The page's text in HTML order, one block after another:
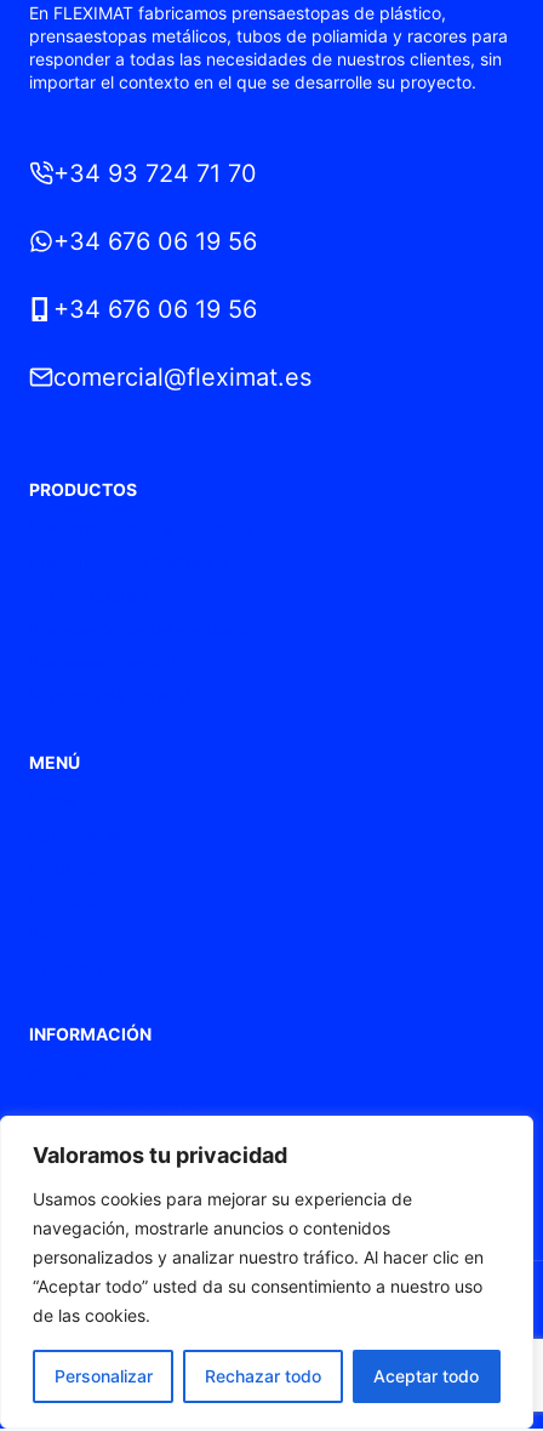
Valoramos tu privacidad
Usamos cookies para mejorar su experiencia de
navegación, mostrarle anuncios o contenidos
personalizados y analizar nuestro tráfico. Al hacer clic en
“Aceptar todo” usted da su consentimiento a nuestro uso
de las cookies.
Personalizar Rechazar todo Aceptar todo
En FLEXIMAT fabricamos prensaestopas de plástico,
prensaestopas metálicos, tubos de poliamida y racores para
responder a todas las necesidades de nuestros clientes, sin
importar el contexto en el que se desarrolle su proyecto.
+34 93 724 71 70
+34 676 06 19 56
+34 676 06 19 56
comercial@fleximat.es
PRODUCTOS
MENÚ
INFORMACIÓN
Declaración de accesibilidad
Mapa web
© 2026 Fleximat